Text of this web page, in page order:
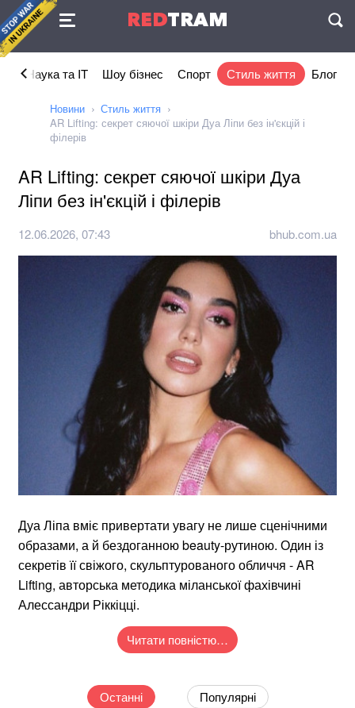
REDTRAM
Угода
Наука та IT Шоу бізнес Спорт Стиль життя Блог
Новини
Стиль життя
AR Lifting: секрет сяючої шкіри Дуа Ліпи без ін'єкцій і
філерів
AR Lifting: секрет сяючої шкіри Дуа
Ліпи без ін'єкцій і філерів
12.06.2026, 07:43 bhub.com.ua
Дуа Ліпа вміє привертати увагу не лише сценічними
образами, а й бездоганною beauty-рутиною. Один із
секретів її свіжого, скульптурованого обличчя - AR
Lifting, авторська методика міланської фахівчині
Алессандри Ріккіцці.
Читати повністю…
Останні Популярні